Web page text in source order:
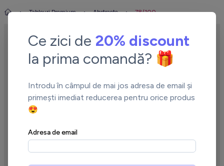
Tablouri Premium Abstracte 78/100
Ce zici de 20% discount
la prima comandă? 🎁
Introdu în câmpul de mai jos adresa de email și
primești imediat reducerea pentru orice produs
😍
Adresa de email